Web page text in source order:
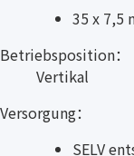
35 x 7,5
Betriebsposition：
Vertikal
Versorgung：
SELV